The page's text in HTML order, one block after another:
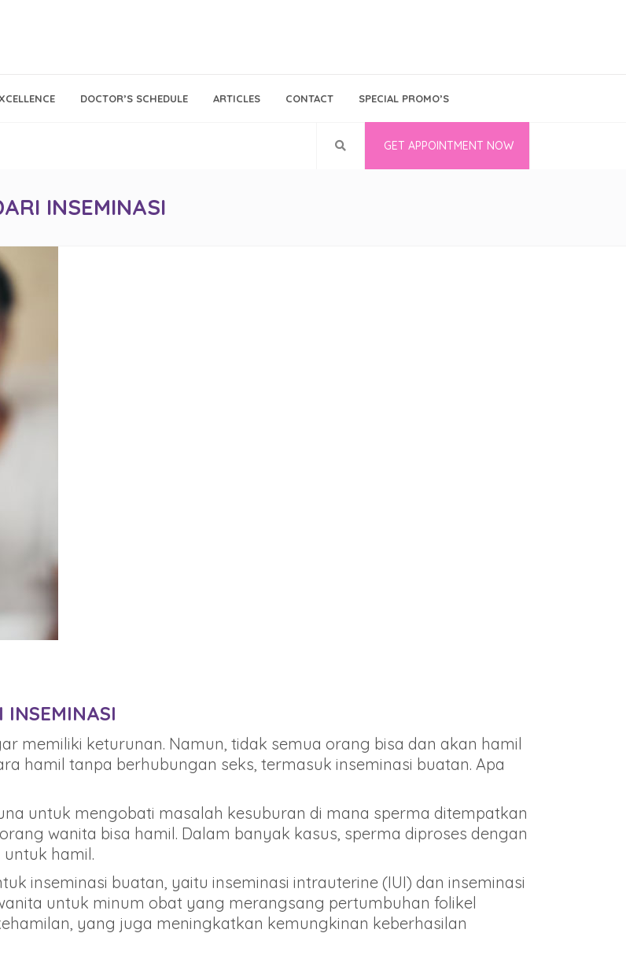
Klinik
Bina Medika
Follow Us
DOCTOR’S SCHEDULE ARTICLES CONTACT SPECIAL PROMO’S
GET APPOINTMENT NOW
INSEMINASI
INSEMINASI
memiliki keturunan. Namun, tidak semua orang bisa dan akan hamil
hamil tanpa berhubungan seks, termasuk inseminasi buatan. Apa
untuk mengobati masalah kesuburan di mana sperma ditempatkan
wanita bisa hamil. Dalam banyak kasus, sperma diproses dengan
hamil.
inseminasi buatan, yaitu inseminasi intrauterine (IUI) dan inseminasi
untuk minum obat yang merangsang pertumbuhan folikel
yang juga meningkatkan kemungkinan keberhasilan